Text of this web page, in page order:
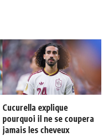
Cucurella explique
pourquoi il ne se coupera
jamais les cheveux